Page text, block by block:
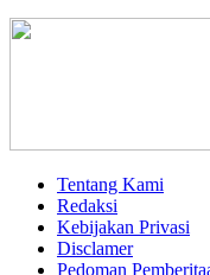
Tentang Kami
Redaksi
Kebijakan Privasi
Disclamer
Pedoman